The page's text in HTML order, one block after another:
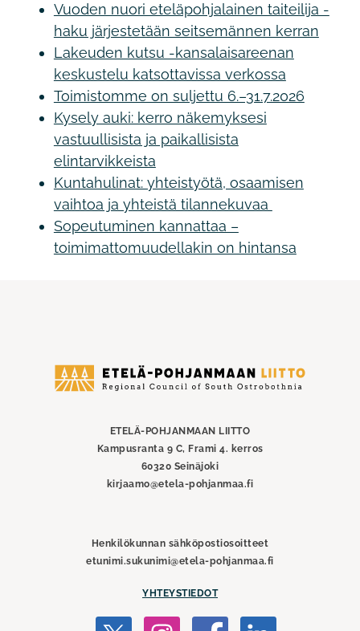
Vuoden nuori eteläpohjalainen taiteilija -
haku järjestetään seitsemännen kerran
Lakeuden kutsu -kansalaisareenan
keskustelu katsottavissa verkossa
Toimistomme on suljettu 6.–31.7.2026
Kysely auki: kerro näkemyksesi
vastuullisista ja paikallisista
elintarvikkeista
Kuntahulinat: yhteistyötä, osaamisen
vaihtoa ja yhteistä tilannekuvaa
Sopeutuminen kannattaa –
toimimattomuudellakin on hintansa
Etelä-
ETELÄ-POHJANMAAN LIITTO
Kampusranta 9 C, Frami 4. kerros
60320 Seinäjoki
kirjaamo@etela-pohjanmaa.fi
Henkilökunnan sähköpostiosoitteet
etunimi.sukunimi@etela-pohjanmaa.fi
YHTEYSTIEDOT